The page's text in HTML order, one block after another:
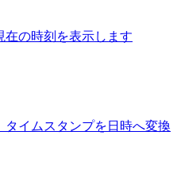
在の時刻を表示します
タイムスタンプを日時へ変換